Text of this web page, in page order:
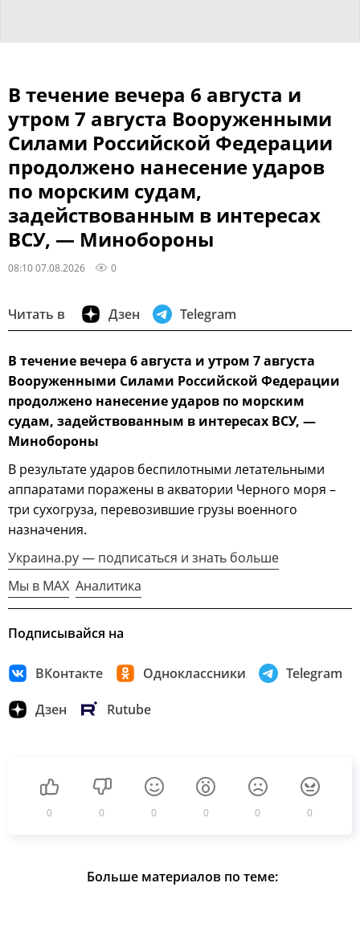
В течение вечера 6 августа и
утром 7 августа Вооруженными
Силами Российской Федерации
продолжено нанесение ударов
по морским судам,
задействованным в интересах
ВСУ, — Минобороны
08:10 07.08.2026 0
Читать в Дзен Telegram
В течение вечера 6 августа и утром 7 августа
Вооруженными Силами Российской Федерации
продолжено нанесение ударов по морским
судам, задействованным в интересах ВСУ, —
Минобороны
В результате ударов беспилотными летательными
аппаратами поражены в акватории Черного моря –
три сухогруза, перевозившие грузы военного
назначения.
Украина.ру — подписаться и знать больше
Мы в MAX Аналитика
Подписывайся на
ВКонтакте Одноклассники Telegram
Дзен Rutube
0 0 0 0 0 0
Больше материалов по теме: